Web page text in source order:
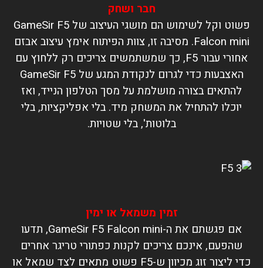
חבר ושחק
פשוט וקל לשימוש הם מושגי העיצוב של GameSir F5
Falcon mini. מסיבה זו, צוות הפיתוח אימץ עיצוב אבזם
אחורי עבור F5, כך שמשתמשים צריכים רק ללחוץ עם
האצבעות כדי לגרום לנקודת המגע של GameSir F5
להתאים בצורה מושלמת על מסך הטלפון הנייד, ואז
יוכלו להתחיל את המשחק מיד. בלי אפליקציות, בלי
בלוטות', בלי שטויות.
זמין משמאל או ימין
אם פגשתם את ה-GameSir F5 Falcon mini, תדעו
שהפעם, אינכם צריכים לקנות כפתורי טריגר אחרים
כדי ליצור זוג מכיוון ש-F5 פשוט מתאים לצד שמאל או